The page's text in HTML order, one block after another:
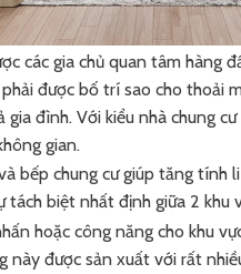
các gia chủ quan tâm hàng
được bố trí sao cho thoải
đình. Với kiểu nhà chung
gian.
bếp chung cư giúp tăng
tách biệt nhất định giữa 2 khu
hoặc công năng cho khu
này được sản xuất với rất